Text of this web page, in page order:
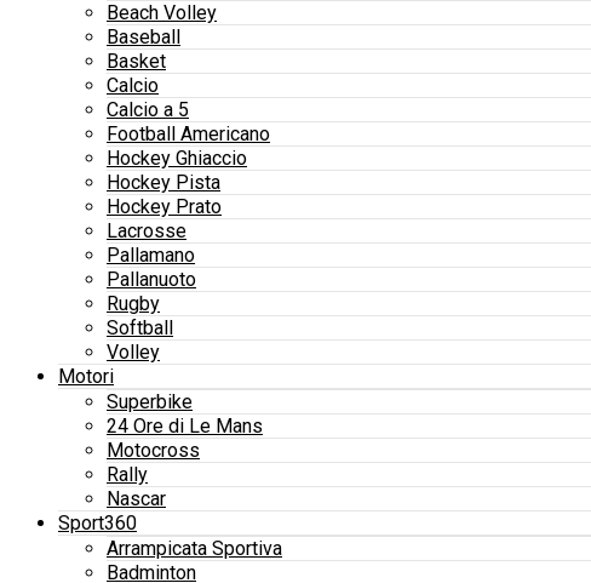
Beach Volley
Baseball
Basket
Calcio
Calcio a 5
Football Americano
Hockey Ghiaccio
Hockey Pista
Hockey Prato
Lacrosse
Pallamano
Pallanuoto
Rugby
Softball
Volley
Motori
Superbike
24 Ore di Le Mans
Motocross
Rally
Nascar
Sport360
Arrampicata Sportiva
Badminton